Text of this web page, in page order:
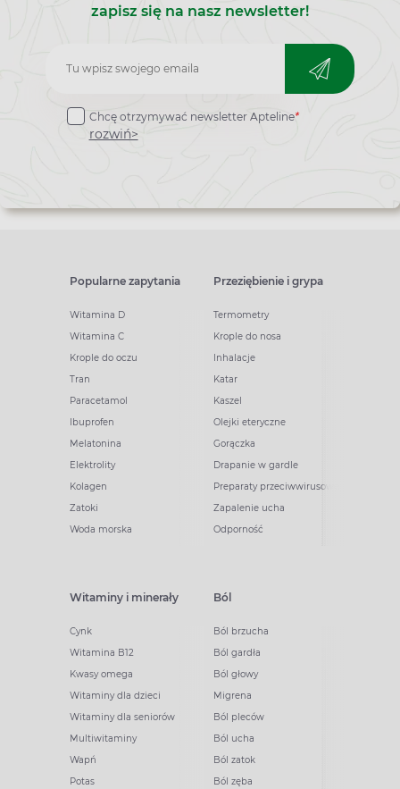
zapisz się na nasz newsletter!
Zapisz
do
newslettera
Chcę otrzymywać newsletter Apteline*
rozwiń>
Popularne zapytania
Witamina D
Witamina C
Krople do oczu
Tran
Paracetamol
Ibuprofen
Melatonina
Elektrolity
Kolagen
Zatoki
Woda morska
Przeziębienie i grypa
Termometry
Krople do nosa
Inhalacje
Katar
Kaszel
Olejki eteryczne
Gorączka
Drapanie w gardle
Preparaty przeciwwirusowe
Zapalenie ucha
Odporność
Witaminy i minerały
Cynk
Witamina B12
Kwasy omega
Witaminy dla dzieci
Witaminy dla seniorów
Multiwitaminy
Wapń
Potas
Ból
Ból brzucha
Ból gardła
Ból głowy
Migrena
Ból pleców
Ból ucha
Ból zatok
Ból zęba